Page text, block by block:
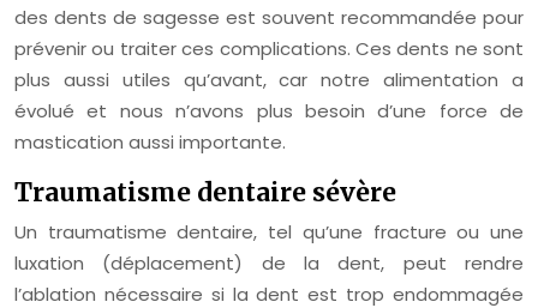
des dents de sagesse est souvent recommandée pour
prévenir ou traiter ces complications. Ces dents ne sont
plus aussi utiles qu’avant, car notre alimentation a
évolué et nous n’avons plus besoin d’une force de
mastication aussi importante.
Traumatisme dentaire sévère
Un traumatisme dentaire, tel qu’une fracture ou une
luxation (déplacement) de la dent, peut rendre
l’ablation nécessaire si la dent est trop endommagée